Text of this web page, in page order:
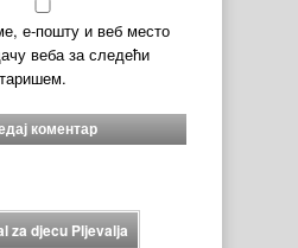
е-пошту и веб место
веба за следећи
za djecu Pljevalja